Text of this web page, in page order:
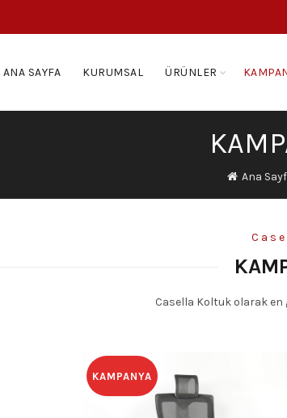
ANA SAYFA KURUMSAL ÜRÜNLER
Ana
Casella Koltuk olarak
KAMPANYA